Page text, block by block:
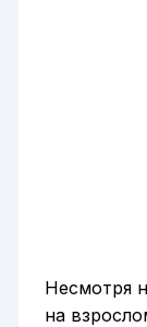
Несмотря
на